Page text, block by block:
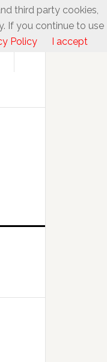
third party cookies,
If you continue to use
Policy I accept